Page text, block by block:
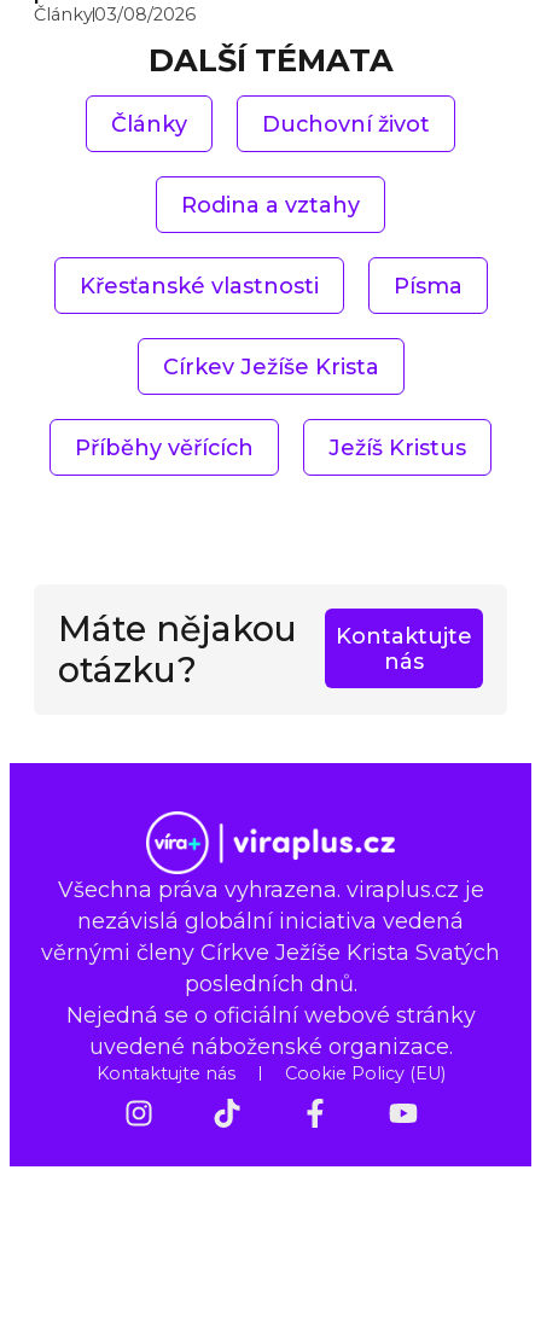
Články03/08/2026
DALŠÍ TÉMATA
Články Duchovní život
Rodina a vztahy
Křesťanské vlastnosti Písma
Církev Ježíše Krista
Příběhy věřících Ježíš Kristus
Máte nějakou
otázku?
Kontaktujte
nás
Všechna práva vyhrazena. viraplus.cz je
nezávislá globální iniciativa vedená
věrnými členy Církve Ježíše Krista Svatých
posledních dnů.
Nejedná se o oficiální webové stránky
uvedené náboženské organizace.
Kontaktujte nás Cookie Policy (EU)